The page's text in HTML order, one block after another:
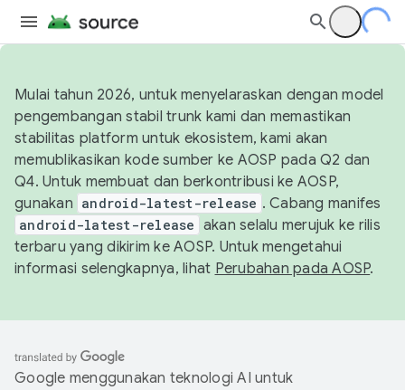
Mulai tahun 2026, untuk menyelaraskan dengan model
pengembangan stabil trunk kami dan memastikan
stabilitas platform untuk ekosistem, kami akan
memublikasikan kode sumber ke AOSP pada Q2 dan
Q4. Untuk membuat dan berkontribusi ke AOSP,
gunakan android-latest-release . Cabang manifes
android-latest-release akan selalu merujuk ke rilis
terbaru yang dikirim ke AOSP. Untuk mengetahui
informasi selengkapnya, lihat Perubahan pada AOSP.
Google menggunakan teknologi AI untuk